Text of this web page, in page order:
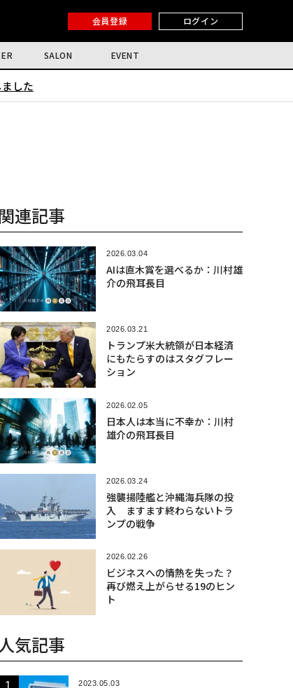
会員登録 ログイン
SALON EVENT
した
連記事
2026.03.04
AIは直木賞を選べるか：川村雄
介の飛耳長目
2026.03.21
トランプ米大統領が日本経済
にもたらすのはスタグフレー
ション
2026.02.05
日本人は本当に不幸か：川村
雄介の飛耳長目
2026.03.24
強襲揚陸艦と沖縄海兵隊の投
入 ますます終わらないトラ
ンプの戦争
2026.02.26
ビジネスへの情熱を失った？
再び燃え上がらせる19のヒン
ト
人気記事
2023.05.03